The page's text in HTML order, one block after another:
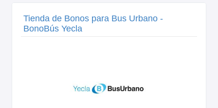
Tienda de Bonos para Bus Urbano -
BonoBús Yecla